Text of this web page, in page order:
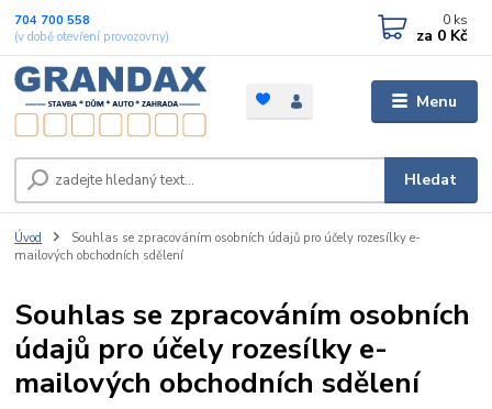
Menu
Hledat
704 700 558
(v době otevření provozovny)
0 ks
za 0 Kč
Úvod
Souhlas se zpracováním osobních údajů pro účely rozesílky e-
mailových obchodních sdělení
Souhlas se zpracováním osobních
údajů pro účely rozesílky e-
mailových obchodních sdělení